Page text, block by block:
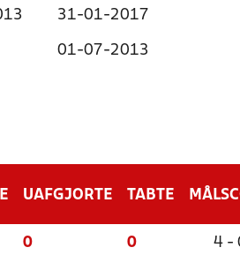
31-01-2017
01-07-2013
UAFGJORTE TABTE
0 0 4 -